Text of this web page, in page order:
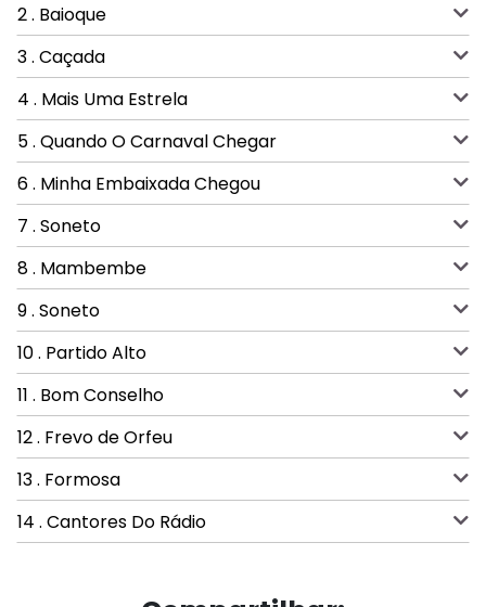
2 . Baioque
3 . Caçada
4 . Mais Uma Estrela
5 . Quando O Carnaval Chegar
6 . Minha Embaixada Chegou
7 . Soneto
8 . Mambembe
9 . Soneto
10 . Partido Alto
11 . Bom Conselho
12 . Frevo de Orfeu
13 . Formosa
14 . Cantores Do Rádio